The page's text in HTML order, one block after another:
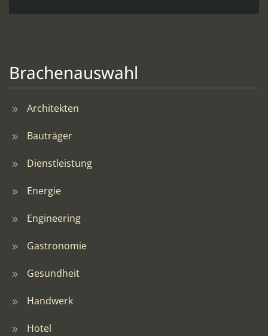
Brachenauswahl
Architekten
Bauträger
Dienstleistung
Energie
Engineering
Gastronomie
Gesundheit
Handwerk
Hotel